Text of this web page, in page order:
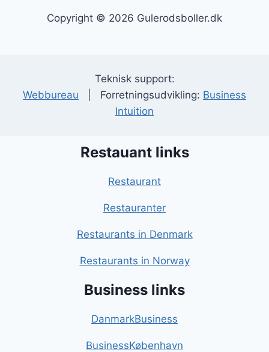
Copyright © 2026 Gulerodsboller.dk
Teknisk support:
Webbureau | Forretningsudvikling: Business
Intuition
Restauant links
Restaurant
Restauranter
Restaurants in Denmark
Restaurants in Norway
Business links
DanmarkBusiness
BusinessKøbenhavn